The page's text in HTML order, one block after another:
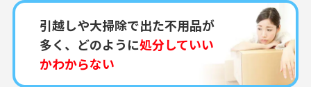
引越しや大掃除で出た不用品が
多く、どのように処分していい
かわからない